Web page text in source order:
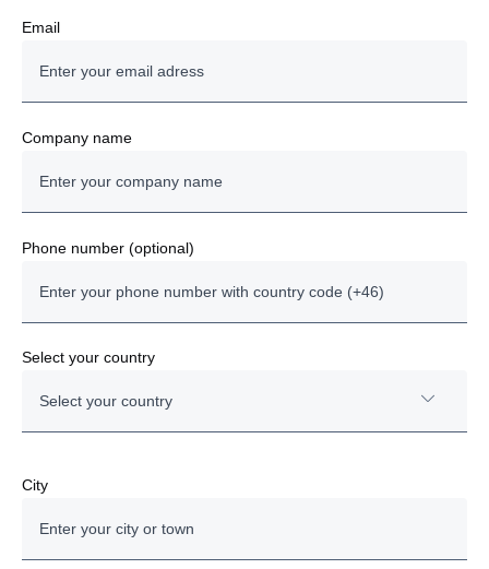
Email
Company name
Phone number (optional)
Select your country
Select your country
City